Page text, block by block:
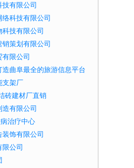
有限公司
科技有限公司
技有限公司
策划有限公司
限公司
曲阜最全的旅游信息平台
支架厂
砖建材厂直销
有限公司
治疗中心
饰有限公司
公司